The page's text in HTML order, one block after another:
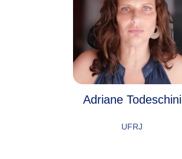
Adriane Todeschini
UFRJ